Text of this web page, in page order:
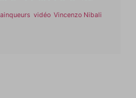
vidéo Vincenzo Nibali